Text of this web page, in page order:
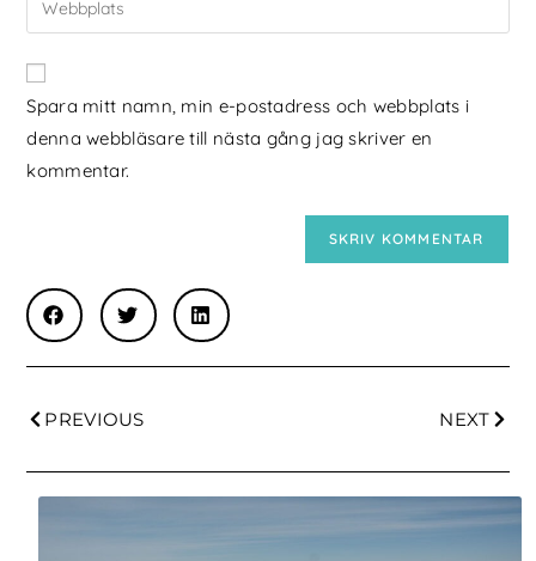
Spara mitt namn, min e-postadress och webbplats i
denna webbläsare till nästa gång jag skriver en
kommentar.
PREVIOUS NEXT